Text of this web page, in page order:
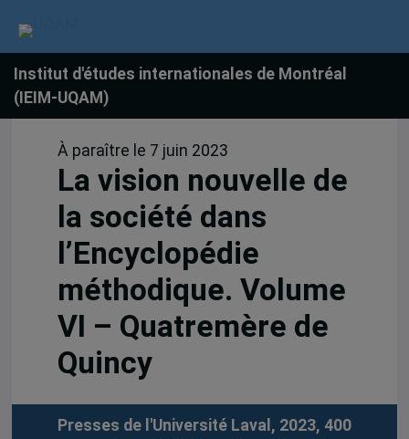
Institut d'études internationales de Montréal
(IEIM-UQAM)
À paraître le 7 juin 2023
La vision nouvelle de
la société dans
l’Encyclopédie
méthodique. Volume
VI – Quatremère de
Quincy
Presses de l'Université Laval, 2023, 400